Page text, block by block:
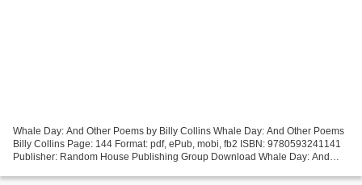
Whale Day: And Other Poems by Billy Collins Whale Day: And Other Poems
Billy Collins Page: 144 Format: pdf, ePub, mobi, fb2 ISBN: 9780593241141
Publisher: Random House Publishing Group Download Whale Day: And